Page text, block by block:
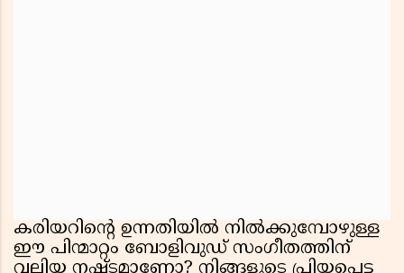
കരിയറിന്റെ ഉന്നതിയിൽ നിൽക്കുമ്പോഴുള്ള
ഈ പിന്മാറ്റം ബോളിവുഡ് സംഗീതത്തിന്